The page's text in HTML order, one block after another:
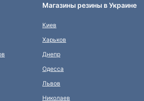
Магазины резины в Украине
Киев
Харьков
Днепр
Одесса
Львов
Николаев